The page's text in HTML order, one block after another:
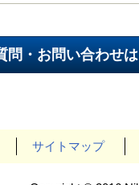
サイトマップ